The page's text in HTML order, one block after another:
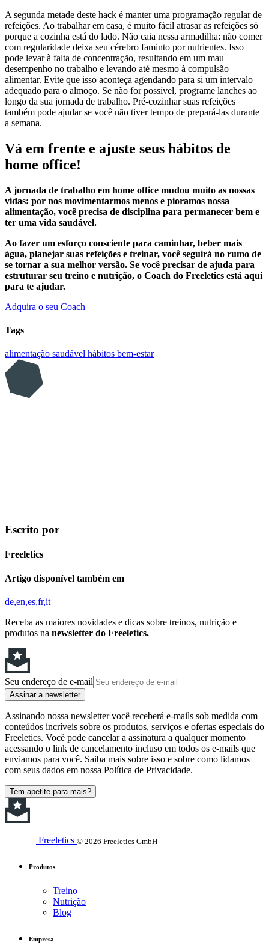
A segunda metade deste hack é manter uma programação regular de
refeições. Ao trabalhar em casa, é muito fácil atrasar as refeições só
porque a cozinha está do lado. Não caia nessa armadilha: não comer
com regularidade deixa seu cérebro faminto por nutrientes. Isso
pode levar à falta de concentração, resultando em um mau
desempenho no trabalho e levando até mesmo à compulsão
alimentar. Evite que isso aconteça agendando para si um intervalo
adequado para o almoço. Se não for possível, programe lanches ao
longo da sua jornada de trabalho. Pré-cozinhar suas refeições
também pode ajudar se você não tiver tempo de prepará-las durante
a semana.
Vá em frente e ajuste seus hábitos de
home office!
A jornada de trabalho em home office mudou muito as nossas
vidas: por nos movimentarmos menos e pioramos nossa
alimentação, você precisa de disciplina para permanecer bem e
ter uma vida saudável.
Ao fazer um esforço consciente para caminhar, beber mais
água, planejar suas refeições e treinar, você seguirá no rumo de
se tornar a sua melhor versão. Se você precisar de ajuda para
estruturar seu treino e nutrição, o Coach do Freeletics está aqui
para te ajudar.
Adquira o seu Coach
Tags
alimentação saudável hábitos bem-estar
Escrito por
Freeletics
Artigo disponível também em
de en es fr it
Receba as maiores novidades e dicas sobre treinos, nutrição e
produtos na newsletter do Freeletics.
Seu endereço de e-mail
Assinar a newsletter
Assinando nossa newsletter você receberá e-mails sob medida com
conteúdos incríveis sobre os produtos, serviços e ofertas especiais do
Freeletics. Você pode cancelar a assinatura a qualquer momento
acessando o link de cancelamento incluso em todos os e-mails que
enviamos para você. Saiba mais sobre isso e sobre como lidamos
com seus dados em nossa Política de Privacidade.
Tem apetite para mais?
Freeletics © 2026 Freeletics GmbH
Produtos
Treino
Nutrição
Blog
Empresa